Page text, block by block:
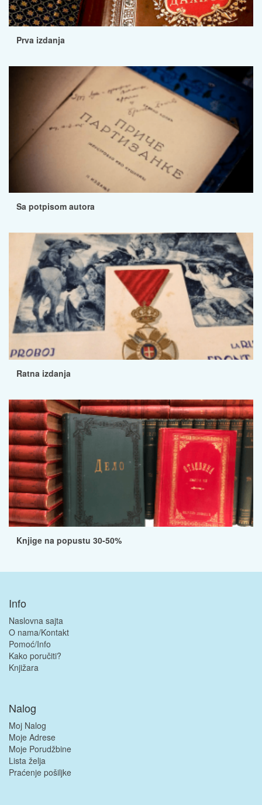
Prva izdanja
Sa potpisom autora
Ratna izdanja
Knjige na popustu 30-50%
Info
Naslovna sajta
O nama/Kontakt
Pomoć/Info
Kako poručiti?
Knjižara
Nalog
Moj Nalog
Moje Adrese
Moje Porudžbine
Lista želja
Praćenje pošiljke